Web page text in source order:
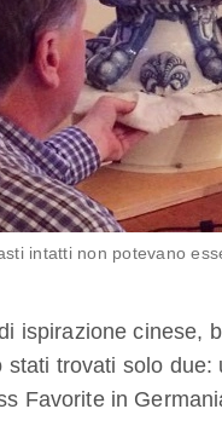
intatti non potevano
ispirazione cinese,
trovati solo
Favorite in